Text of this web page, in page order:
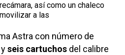
así como un chaleco
a las
Astra con número de
seis cartuchos del calibre